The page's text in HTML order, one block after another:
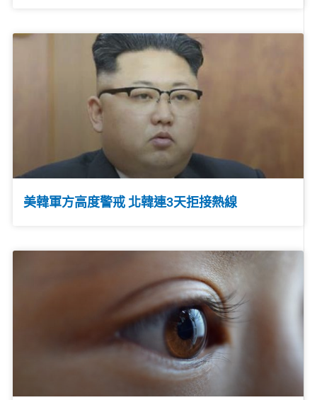
美韓軍方高度警戒 北韓連3天拒接熱線